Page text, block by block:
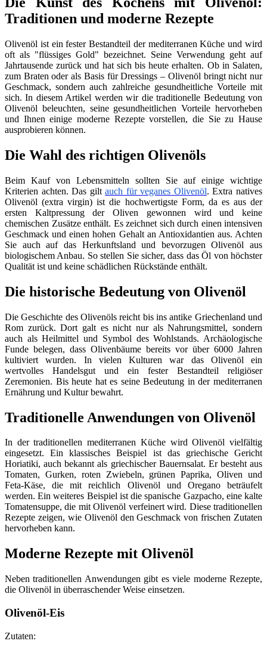
Traditionen und moderne Rezepte
Olivenöl ist ein fester Bestandteil der mediterranen Küche und wird
oft als "flüssiges Gold" bezeichnet. Seine Verwendung geht auf
Jahrtausende zurück und hat sich bis heute erhalten. Ob in Salaten,
zum Braten oder als Basis für Dressings – Olivenöl bringt nicht nur
Geschmack, sondern auch zahlreiche gesundheitliche Vorteile mit
sich. In diesem Artikel werden wir die traditionelle Bedeutung von
Olivenöl beleuchten, seine gesundheitlichen Vorteile hervorheben
und Ihnen einige moderne Rezepte vorstellen, die Sie zu Hause
ausprobieren können.
Die Wahl des richtigen Olivenöls
Beim Kauf von Lebensmitteln sollten Sie auf einige wichtige
Kriterien achten. Das giltauch für veganes Olivenöl. Extra natives
Olivenöl (extra virgin) ist die hochwertigste Form, da es aus der
ersten Kaltpressung der Oliven gewonnen wird und keine
chemischen Zusätze enthält. Es zeichnet sich durch einen intensiven
Geschmack und einen hohen Gehalt an Antioxidantien aus. Achten
Sie auch auf das Herkunftsland und bevorzugen Olivenöl aus
biologischem Anbau. So stellen Sie sicher, dass das Öl von höchster
Qualität ist und keine schädlichen Rückstände enthält.
Die historische Bedeutung von Olivenöl
Die Geschichte des Olivenöls reicht bis ins antike Griechenland und
Rom zurück. Dort galt es nicht nur als Nahrungsmittel, sondern
auch als Heilmittel und Symbol des Wohlstands. Archäologische
Funde belegen, dass Olivenbäume bereits vor über 6000 Jahren
kultiviert wurden. In vielen Kulturen war das Olivenöl ein
wertvolles Handelsgut und ein fester Bestandteil religiöser
Zeremonien. Bis heute hat es seine Bedeutung in der mediterranen
Ernährung und Kultur bewahrt.
Traditionelle Anwendungen von Olivenöl
In der traditionellen mediterranen Küche wird Olivenöl vielfältig
eingesetzt. Ein klassisches Beispiel ist das griechische Gericht
Horiatiki, auch bekannt als griechischer Bauernsalat. Er besteht aus
Tomaten, Gurken, roten Zwiebeln, grünen Paprika, Oliven und
Feta-Käse, die mit reichlich Olivenöl und Oregano beträufelt
werden. Ein weiteres Beispiel ist die spanische Gazpacho, eine kalte
Tomatensuppe, die mit Olivenöl verfeinert wird. Diese traditionellen
Rezepte zeigen, wie Olivenöl den Geschmack von frischen Zutaten
hervorheben kann.
Moderne Rezepte mit Olivenöl
Neben traditionellen Anwendungen gibt es viele moderne Rezepte,
die Olivenöl in überraschender Weise einsetzen.
Olivenöl-Eis
Zutaten: